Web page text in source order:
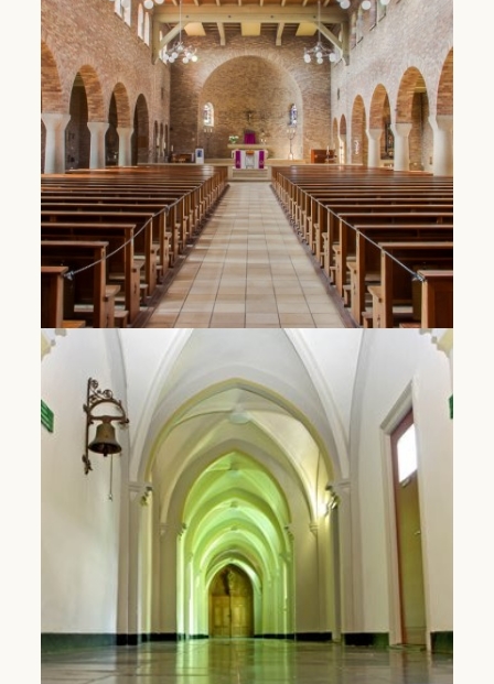
Een bloeiende parochiegemeenschap en
inspirerende programma's.
Lees Meer
Huis van Dominicus
Hier zoeken mensen naar manieren om geloof en
bezieling voor de toekomst vorm te geven.
Lees Meer